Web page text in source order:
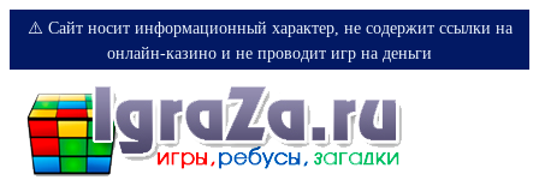
⚠️ Сайт носит информационный характер, не содержит ссылки на
онлайн-казино и не проводит игр на деньги